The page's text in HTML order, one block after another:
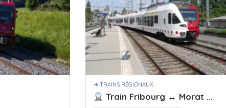
➔ TRAINS RÉGIONAUX
Train Fribourg ↔ Morat ...